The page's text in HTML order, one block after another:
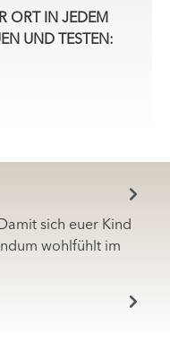
ORT IN JEDEM
UND TESTEN:
sich euer Kind
wohlfühlt im